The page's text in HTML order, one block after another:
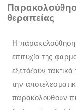
θεραπείας
Η παρακολούθηση
επιτυχία της
εξετάζουν
την
παρακολουθούν